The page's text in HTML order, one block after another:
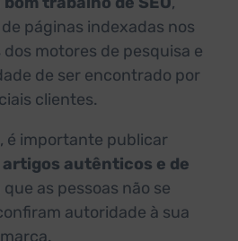
páginas indexadas nos
motores de pesquisa e
de ser encontrado por
clientes.
é importante publicar
artigos autênticos e de
que as pessoas não se
autoridade à sua
marca.